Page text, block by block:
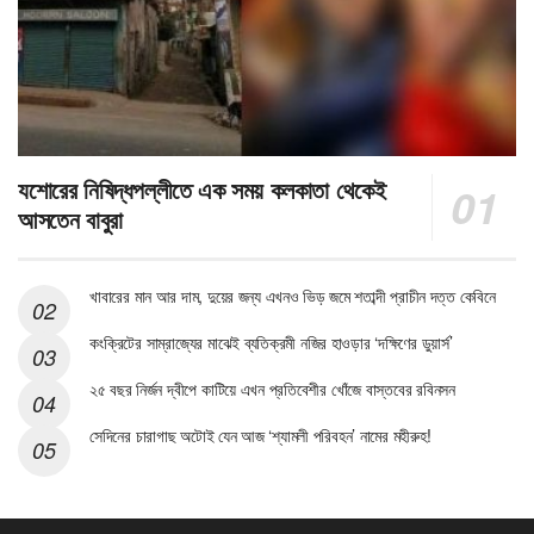
যশোরের নিষিদ্ধপল্লীতে এক সময় কলকাতা থেকেই
আসতেন বাবুরা
খাবারের মান আর দাম, দুয়ের জন্য এখনও ভিড় জমে শতাব্দী প্রাচীন দত্ত কেবিনে
কংক্রিটের সাম্রাজ্যের মাঝেই ব্যতিক্রমী নজির হাওড়ার ‘দক্ষিণের ডুয়ার্স’
২৫ বছর নির্জন দ্বীপে কাটিয়ে এখন প্রতিবেশীর খোঁজে বাস্তবের রবিনসন
সেদিনের চারাগাছ অটোই যেন আজ ‘শ্যামলী পরিবহন’ নামের মহীরুহ!